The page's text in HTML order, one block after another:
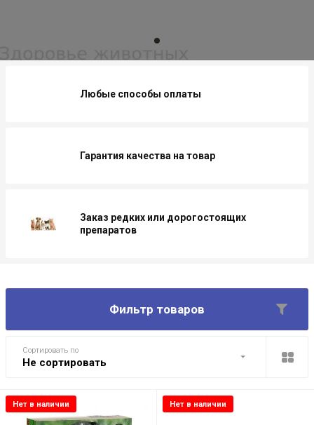
Любые способы оплаты
Гарантия качества на товар
Заказ редких или дорогостоящих
препаратов
Фильтр товаров
Сортировать по
Не сортировать
Нет в наличии Нет в наличии